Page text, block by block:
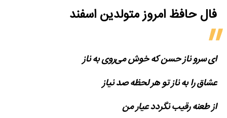
فال حافظ امروز متولدین‌ اسفند
ای سرو ناز حسن که خوش می‌روی به ناز
عشاق را به ناز تو هر لحظه صد نیاز
از طعنه رقیب نگردد عیار من